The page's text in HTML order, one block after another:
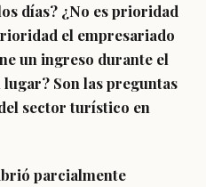
días? ¿No es prioridad
el empresariado
un ingreso durante el
Son las preguntas
sector turístico en
parcialmente